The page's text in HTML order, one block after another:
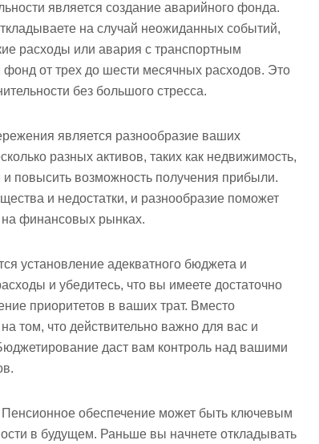
является создание аварийного фонда.
на случай неожиданных событий,
расходы или авария с транспортным
от трех до шести месячных расходов. Это
без большого стресса.
является разнообразие ваших
разных активов, таких как недвижимость,
повысить возможность получения прибыли.
и недостатки, и разнообразие поможет
на финансовых рынках.
установление адекватного бюджета и
и убедитесь, что вы имеете достаточно
приоритетов в ваших трат. Вместо
том, что действительно важно для вас и
даст вам контроль над вашими
обеспечение может быть ключевым
в будущем. Раньше вы начнете откладывать